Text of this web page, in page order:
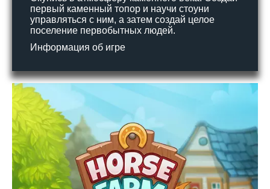
первый каменный топор и научи стоуни
управляться с ним, а затем создай целое
поселение первобытных людей.
Информация об игре